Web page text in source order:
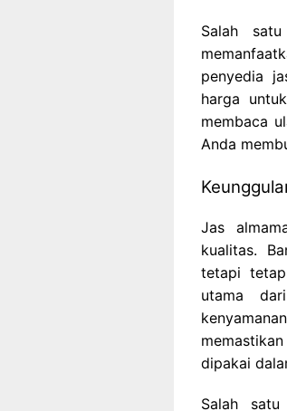
Salah
penyedia
harga
membaca
Anda
Jas
kualitas.
tetapi
utama
dipakai
Salah